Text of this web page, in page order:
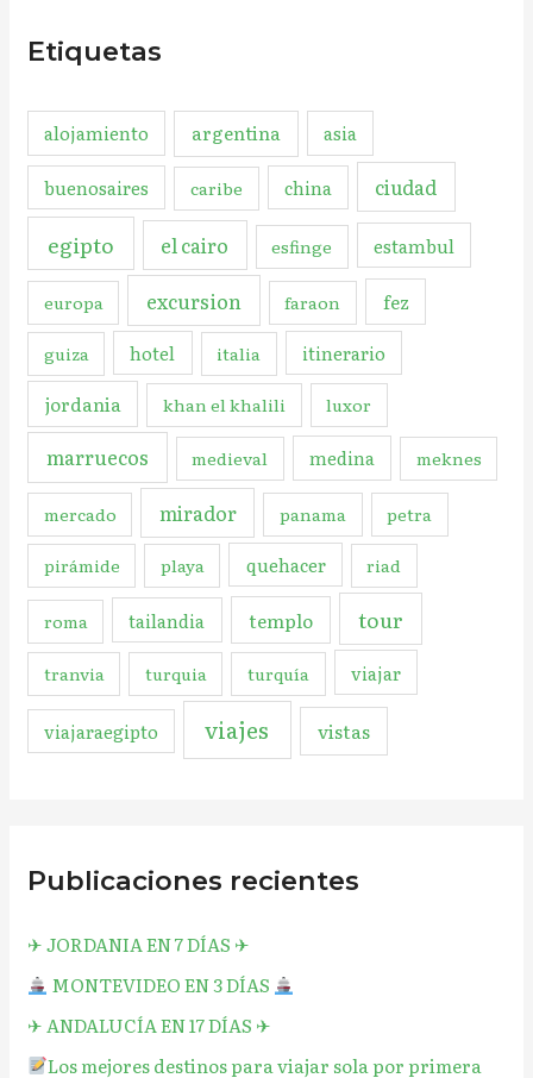
Etiquetas
alojamiento argentina asia
buenosaires caribe china ciudad
egipto el cairo esfinge estambul
europa excursion faraon fez
guiza hotel italia itinerario
jordania khan el khalili luxor
marruecos medieval medina meknes
mercado mirador panama petra
pirámide playa quehacer riad
roma tailandia templo tour
tranvia turquia turquía viajar
viajaraegipto viajes vistas
Publicaciones recientes
✈︎ JORDANIA EN 7 DÍAS ✈︎
MONTEVIDEO EN 3 DÍAS
✈︎ ANDALUCÍA EN 17 DÍAS ✈︎
Los mejores destinos para viajar sola por primera